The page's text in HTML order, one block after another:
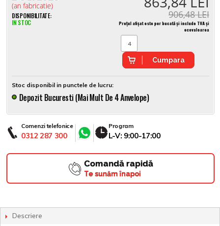
(an fabricatie)
DISPONIBILITATE:
IN STOC
906,48 LEI
Prețul afișat este per bucată și include TVA și
ecovaloarea
Cumpara
Stoc disponibil in punctele de lucru:
Depozit Bucuresti (mai Mult De 4 Anvelope)
Comenzi telefonice
0312 287 300
Program
L-V: 9:00-17:00
Comandă rapidă
Te sunăm înapoi
Descriere